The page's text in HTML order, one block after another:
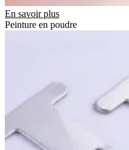
En savoir plus
Peinture en poudre